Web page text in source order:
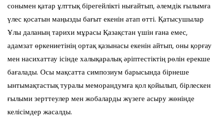
сонымен қатар ұлттық бірегейлікті нығайтып, әлемдік ғылымға
үлес қосатын маңызды бағыт екенін атап өтті. Қатысушылар
Ұлы даланың тарихи мұрасы Қазақстан үшін ғана емес,
адамзат өркениетінің ортақ қазынасы екенін айтып, оны қорғау
мен насихаттау ісінде халықаралық әріптестіктің рөлін ерекше
бағалады. Осы мақсатта симпозиум барысында бірнеше
ынтымақтастық туралы меморандумға қол қойылып, бірлескен
ғылыми зерттеулер мен жобаларды жүзеге асыру жөнінде
келісімдер жасалды.